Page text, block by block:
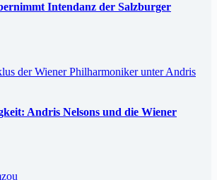
Intendanz der Salzburger
Andris Nelsons und die Wiener